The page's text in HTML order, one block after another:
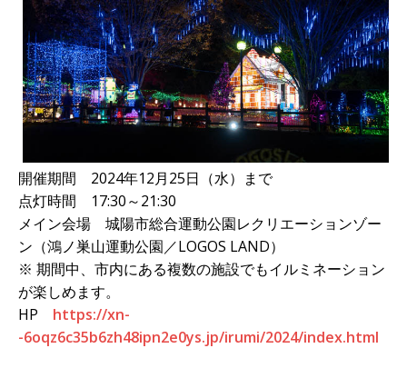
開催期間 2024年12月25日（水）まで
点灯時間 17:30～21:30
メイン会場 城陽市総合運動公園レクリエーションゾー
ン（鴻ノ巣山運動公園／LOGOS LAND）
※ 期間中、市内にある複数の施設でもイルミネーション
が楽しめます。
HP https://xn-
-6oqz6c35b6zh48ipn2e0ys.jp/irumi/2024/index.html